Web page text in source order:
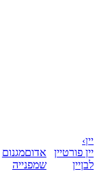
יין›
יין פורטיין
לבןיין
אדוםמגנום
שמפנייה